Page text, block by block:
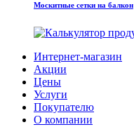
Москитные сетки на балкон
Интернет-магазин
Акции
Цены
Услуги
Покупателю
О компании